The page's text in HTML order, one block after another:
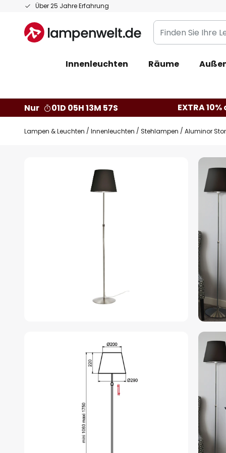
Über 25 Jahre Erfahrung
Zum
springen
Finden
Sie
Leuchte...
Innenleuchten Räume
Nur
01D 05H 13M 56S EXTRA
Lampen & Leuchten Innenleuchten Stehlampen Aluminor